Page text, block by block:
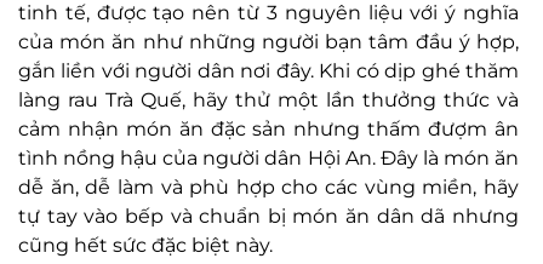
tinh tế, được tạo nên từ 3 nguyên liệu với ý nghĩa
của món ăn như những người bạn tâm đầu ý hợp,
gắn liền với người dân nơi đây. Khi có dịp ghé thăm
làng rau Trà Quế, hãy thử một lần thưởng thức và
cảm nhận món ăn đặc sản nhưng thấm đượm ân
tình nồng hậu của người dân Hội An. Đây là món ăn
dễ ăn, dễ làm và phù hợp cho các vùng miền, hãy
tự tay vào bếp và chuẩn bị món ăn dân dã nhưng
cũng hết sức đặc biệt này.